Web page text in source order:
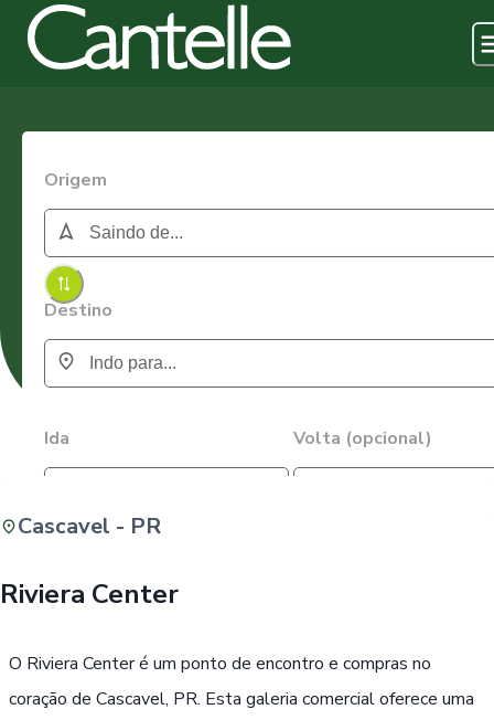
Origem
Destino
Ida Volta (opcional)
Cascavel - PR
Riviera Center
O Riviera Center é um ponto de encontro e compras no
coração de Cascavel, PR. Esta galeria comercial oferece uma